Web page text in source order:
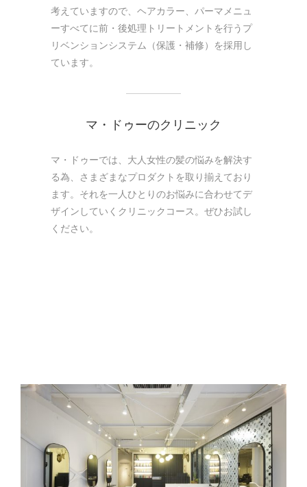
考えていますので、ヘアカラー、パーマメニュ
ーすべてに前・後処理トリートメントを行うプ
リベンションシステム（保護・補修）を採用し
ています。
マ・ドゥーのクリニック
マ・ドゥーでは、大人女性の髪の悩みを解決す
る為、さまざまなプロダクトを取り揃えており
ます。それを一人ひとりのお悩みに合わせてデ
ザインしていくクリニックコース。ぜひお試し
ください。